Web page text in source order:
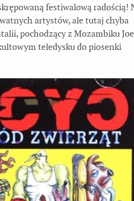
festiwalową radością!
artystów, ale tutaj chyba
pochodzący z Mozambiku
teledysku do piosenki